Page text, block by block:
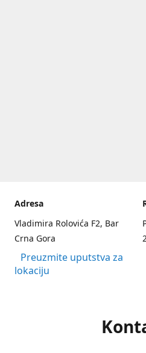
Adresa
Vladimira Rolovića F2, Bar
Crna Gora
Preuzmite uputstva za
lokaciju